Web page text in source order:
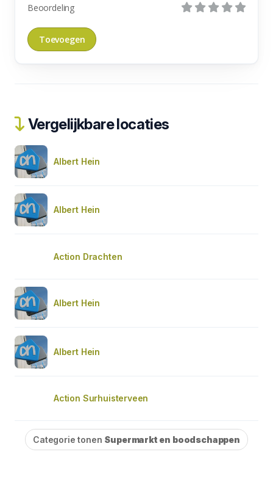
Beoordeling
Vergelijkbare locaties
Albert Hein
Albert Hein
Action Drachten
Albert Hein
Albert Hein
Action Surhuisterveen
Categorie tonen Supermarkt en boodschappen